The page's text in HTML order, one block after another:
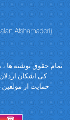
Afsharnaderi)
تمام حقوق نوشته ها ،
کی اشکان
حمایت از